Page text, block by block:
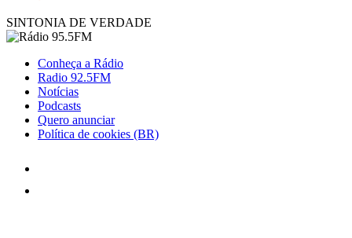
SINTONIA DE VERDADE
Conheça a Rádio
Radio 92.5FM
Notícias
Podcasts
Quero anunciar
Política de cookies (BR)